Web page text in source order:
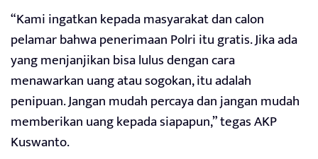
“Kami ingatkan kepada masyarakat dan calon
pelamar bahwa penerimaan Polri itu gratis. Jika ada
yang menjanjikan bisa lulus dengan cara
menawarkan uang atau sogokan, itu adalah
penipuan. Jangan mudah percaya dan jangan mudah
memberikan uang kepada siapapun,” tegas AKP
Kuswanto.